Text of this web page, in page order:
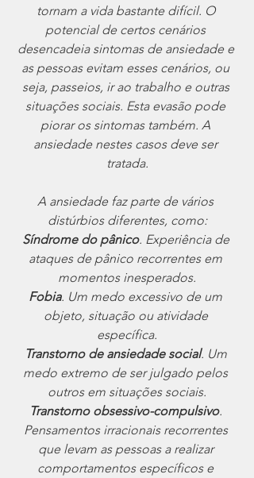
tornam a vida bastante difícil. O
potencial de certos cenários
desencadeia sintomas de ansiedade e
as pessoas evitam esses cenários, ou
seja, passeios, ir ao trabalho e outras
situações sociais. Esta evasão pode
piorar os sintomas também. A
ansiedade nestes casos deve ser
tratada.
A ansiedade faz parte de vários
distúrbios diferentes, como:
Síndrome do pânico. Experiência de
ataques de pânico recorrentes em
momentos inesperados.
Fobia. Um medo excessivo de um
objeto, situação ou atividade
específica.
Transtorno de ansiedade social. Um
medo extremo de ser julgado pelos
outros em situações sociais.
Transtorno obsessivo-compulsivo.
Pensamentos irracionais recorrentes
que levam as pessoas a realizar
comportamentos específicos e